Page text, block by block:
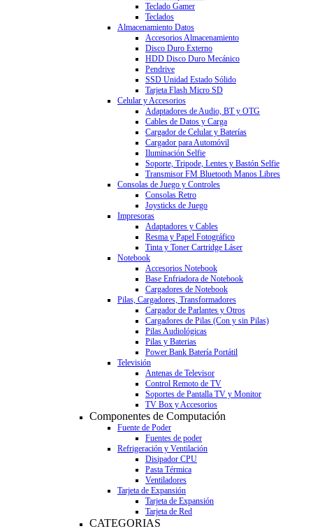
Teclado Gamer
Teclados
Almacenamiento Datos
Accesorios Almacenamiento
Disco Duro Externo
HDD Disco Duro Mecánico
Pendrive
SSD Unidad Estado Sólido
Tarjeta Flash Micro SD
Celular y Accesorios
Adaptadores de Audio, BT y OTG
Cables de Datos y Carga
Cargador de Celular y Baterías
Cargador para Automóvil
Iluminación Selfie
Soporte, Tripode, Lentes y Bastón Selfie
Transmisor FM Bluetooth Manos Libres
Consolas de Juego y Controles
Consolas Retro
Joysticks de Juego
Impresoras
Adaptadores y Cables
Resma y Papel Fotográfico
Tinta y Toner Cartridge Láser
Notebook
Accesorios Notebook
Base Enfriadora de Notebook
Cargadores de Notebook
Pilas, Cargadores, Transformadores
Cargador de Parlantes y Otros
Cargadores de Pilas (Con y sin Pilas)
Pilas Audiológicas
Pilas y Baterias
Power Bank Batería Portátil
Televisión
Antenas de Televisor
Control Remoto de TV
Soportes de Pantalla TV y Monitor
TV Box y Accesorios
Componentes de Computación
Fuente de Poder
Fuentes de poder
Refrigeración y Ventilación
Disipador CPU
Pasta Térmica
Ventiladores
Tarjeta de Expansión
Tarjeta de Expansión
Tarjeta de Red
CATEGORIAS